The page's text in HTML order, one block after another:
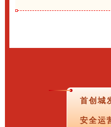
首创城
安全运